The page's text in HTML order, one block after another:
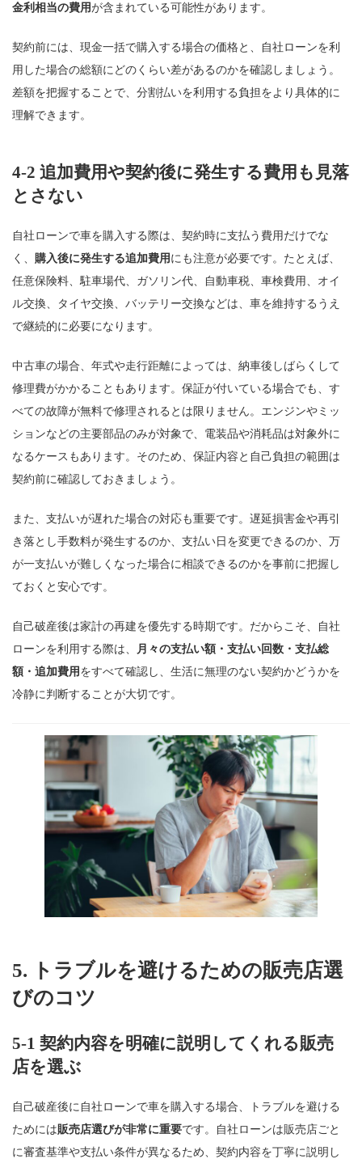
金利相当の費用が含まれている可能性があります。
契約前には、現金一括で購入する場合の価格と、自社ローンを利
用した場合の総額にどのくらい差があるのかを確認しましょう。
差額を把握することで、分割払いを利用する負担をより具体的に
理解できます。
4-2 追加費用や契約後に発生する費用も見落
とさない
自社ローンで車を購入する際は、契約時に支払う費用だけでな
く、
購入後に発生する追加費用 にも注意が必要です。たとえば、
任意保険料、駐車場代、ガソリン代、自動車税、車検費用、オイ
ル交換、タイヤ交換、バッテリー交換などは、車を維持するうえ
で継続的に必要になります。
中古車の場合、年式や走行距離によっては、納車後しばらくして
修理費がかかることもあります。保証が付いている場合でも、す
べての故障が無料で修理されるとは限りません。エンジンやミッ
ションなどの主要部品のみが対象で、電装品や消耗品は対象外に
なるケースもあります。そのため、保証内容と自己負担の範囲は
契約前に確認しておきましょう。
また、支払いが遅れた場合の対応も重要です。遅延損害金や再引
き落とし手数料が発生するのか、支払い日を変更できるのか、万
が一支払いが難しくなった場合に相談できるのかを事前に把握し
ておくと安心です。
自己破産後は家計の再建を優先する時期です。だからこそ、自社
ローンを利用する際は、
月々の支払い額・支払い回数・支払総
額・追加費用 をすべて確認し、生活に無理のない契約かどうかを
冷静に判断することが大切です。
5. トラブルを避けるための販売店選
びのコツ
5-1 契約内容を明確に説明してくれる販売
店を選ぶ
自己破産後に自社ローンで車を購入する場合、トラブルを避ける
ためには 販売店選びが非常に重要です。自社ローンは販売店ごと
に審査基準や支払い条件が異なるため、契約内容を丁寧に説明し